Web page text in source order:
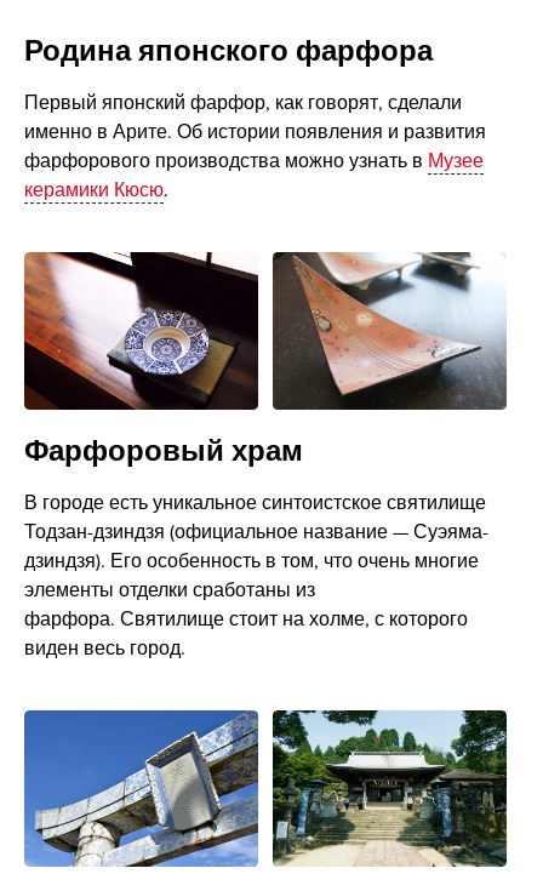
Родина японского фарфора
Первый японский фарфор, как говорят, сделали
именно в Арите. Об истории появления и развития
фарфорового производства можно узнать в Музее
керамики Кюсю.
Фарфоровый храм
В городе есть уникальное синтоистское святилище
Тодзан-дзиндзя (официальное название — Суэяма-
дзиндзя). Его особенность в том, что очень многие
элементы отделки сработаны из
фарфора. Святилище стоит на холме, с которого
виден весь город.